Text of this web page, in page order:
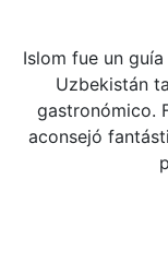
Islom fue un
Uzbekistán
gastronómico.
aconsejó